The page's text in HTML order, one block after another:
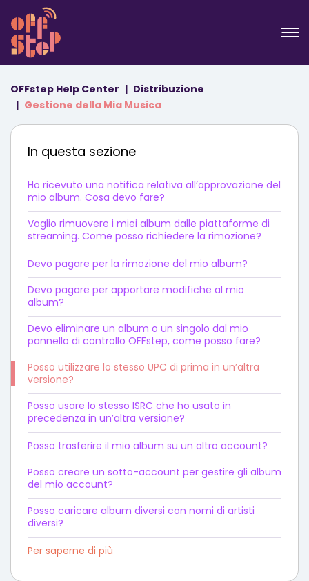
OFFstep Help Center
Distribuzione
Gestione della Mia Musica
In questa sezione
Ho ricevuto una notifica relativa all’approvazione del
mio album. Cosa devo fare?
Voglio rimuovere i miei album dalle piattaforme di
streaming. Come posso richiedere la rimozione?
Devo pagare per la rimozione del mio album?
Devo pagare per apportare modifiche al mio
album?
Devo eliminare un album o un singolo dal mio
pannello di controllo OFFstep, come posso fare?
Posso utilizzare lo stesso UPC di prima in un’altra
versione?
Posso usare lo stesso ISRC che ho usato in
precedenza in un’altra versione?
Posso trasferire il mio album su un altro account?
Posso creare un sotto-account per gestire gli album
del mio account?
Posso caricare album diversi con nomi di artisti
diversi?
Per saperne di più